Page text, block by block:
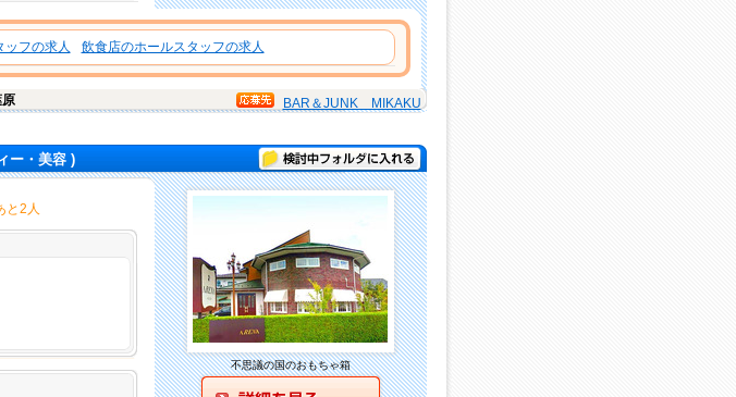
ッフの求人 飲食店のホールスタッフの求人
BAR＆JUNK MIKAKU
ー・美容 ) 検討中フォルダに入れる
と2人
不思議の国のおもちゃ箱